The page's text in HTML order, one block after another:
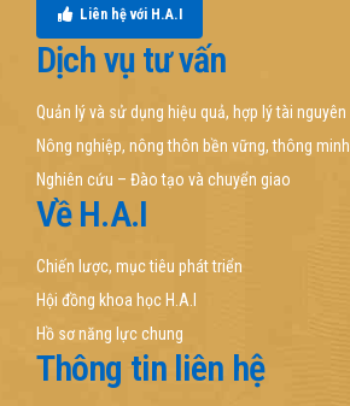
Liên hệ với H.A.I
Dịch vụ tư vấn
Quản lý và sử dụng hiệu quả, hợp lý tài nguyên
Nông nghiệp, nông thôn bền vững, thông minh
Nghiên cứu – Đào tạo và chuyển giao
Về H.A.I
Chiến lược, mục tiêu phát triển
Hội đồng khoa học H.A.I
Hồ sơ năng lực chung
Thông tin liên hệ